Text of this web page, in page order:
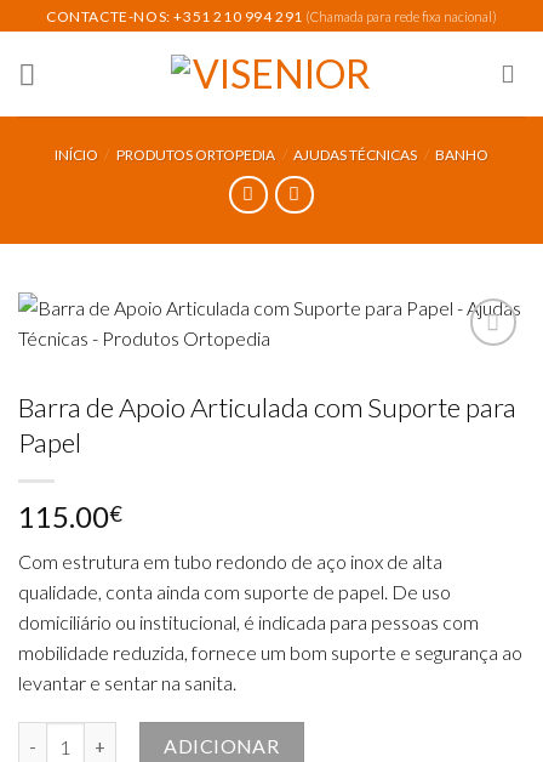
content
CONTACTE-NOS: +351 210 994 291 (Chamada para rede fixa nacional)
INÍCIO / PRODUTOS ORTOPEDIA / AJUDAS TÉCNICAS / BANHO
Add to
Barra de Apoio Articulada com Suporte para
Papel
115.00€
Com estrutura em tubo redondo de aço inox de alta
qualidade, conta ainda com suporte de papel. De uso
domiciliário ou institucional, é indicada para pessoas com
mobilidade reduzida, fornece um bom suporte e segurança ao
levantar e sentar na sanita.
Quantidade de Barra de Apoio Articulada com Suporte para Papel
ADICIONAR